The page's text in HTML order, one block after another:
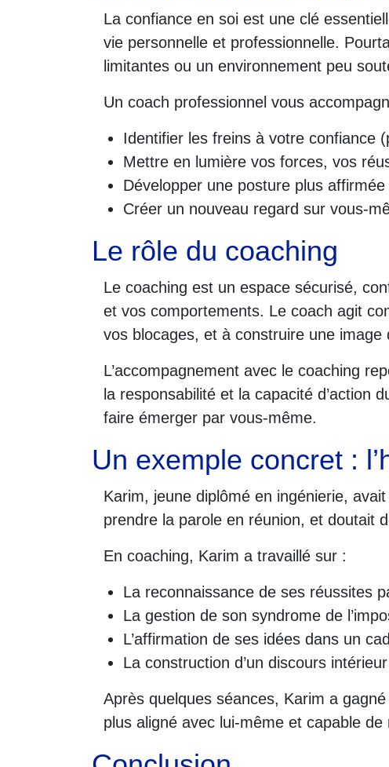
La confiance en soi est une clé
vie personnelle et professionnelle.
limitantes ou un environnement peu
Un coach professionnel vous
Identifier les freins à votre confiance
Mettre en lumière vos forces, vos
Développer une posture plus
Créer un nouveau regard sur vous-
Le rôle du coaching
Le coaching est un espace sécurisé,
et vos comportements. Le coach agit
vos blocages, et à construire une
L’accompagnement avec le coaching
la responsabilité et la capacité d’action
faire émerger par vous-même.
Un exemple concret :
Karim, jeune diplômé en ingénierie,
prendre la parole en réunion, et doutait
En coaching, Karim a travaillé sur :
La reconnaissance de ses réussites
La gestion de son syndrome de
L’affirmation de ses idées dans un
La construction d’un discours
Après quelques séances, Karim a
plus aligné avec lui-même et capable